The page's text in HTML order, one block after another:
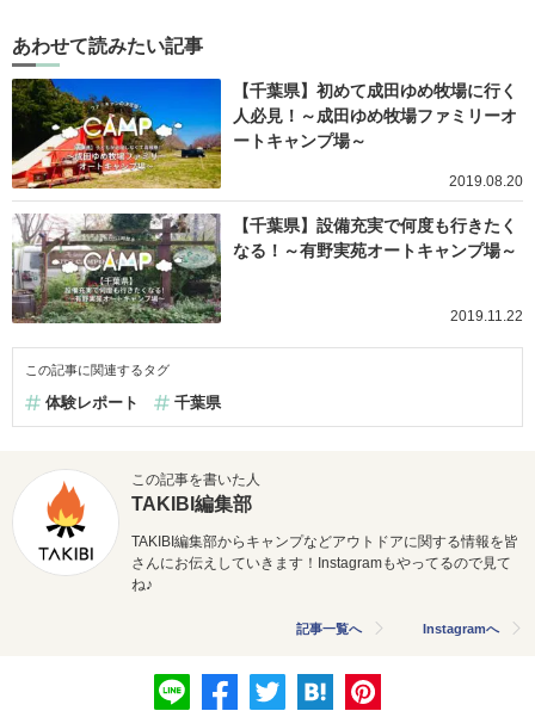
あわせて読みたい記事
【千葉県】初めて成田ゆめ牧場に行く
人必見！～成田ゆめ牧場ファミリーオ
ートキャンプ場～
2019.08.20
【千葉県】設備充実で何度も行きたく
なる！～有野実苑オートキャンプ場～
2019.11.22
この記事に関連するタグ
体験レポート 千葉県
この記事を書いた人
TAKIBI編集部
TAKIBI編集部からキャンプなどアウトドアに関する情報を皆
さんにお伝えしていきます！Instagramもやってるので見て
ね♪
記事一覧へ Instagramへ